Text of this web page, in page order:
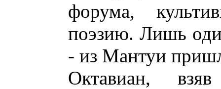
форума,
поэзию. Лишь
- из Мантуи
Октавиан,